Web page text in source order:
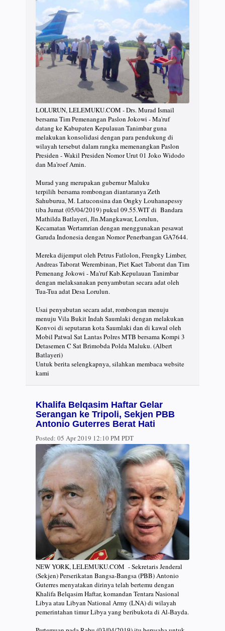
LOLURUN, LELEMUKU.COM - Drs. Murad Ismail
bersama Tim Pemenangan Paslon Jokowi - Ma'ruf
datang ke Kabupaten Kepulauan Tanimbar guna
melakukan konsolidasi dengan para pendukung di
wilayah tersebut dalam rangka memenangkan Paslon
Presiden - Wakil Presiden Nomor Urut 01 Joko Widodo
dan Ma'roef Amin.
Murad yang merupakan gubernur Maluku
terpilih bersama rombongan diantaranya Zeth
Sahuburua, M. Latuconsina dan Ongky Louhanapessy
tiba Jumat (05/04/2019) pukul 09.55.WIT di Bandara
Mathilda Batlayeri, Jln.Mangkawar, Lorulun,
Kecamatan Wertamrian dengan menggunakan pesawat
Garuda Indonesia dengan Nomor Penerbangan GA7644.
Mereka dijemput oleh Petrus Fatlolon, Frengky Limber,
Andreas Taborat Werembinan, Piet Kaet Taborat dan Tim
Pemenang Jokowi - Ma'ruf Kab.Kepulauan Tanimbar
dengan melaksanakan penyambutan secara adat oleh
Tua-Tua adat Desa Lorulun.
Usai penyabutan secara adat, rombongan menuju
menuju Vila Bukit Indah Saumlaki dengan melakukan
Konvoi di seputaran kota Saumlaki dan di kawal oleh
Mobil Patwal Sat Lantas Polres MTB bersama Kompi 3
Detasemen C Sat Brimobda Polda Maluku. (Albert
Batlayeri)
Untuk berita selengkapnya, silahkan membaca website
kami
Khalifa Belqasim Haftar Gelar
Serangan ke Tripoli, Sekjen PBB
Antonio Guterres Berat Hati
Posted: 05 Apr 2019 12:10 PM PDT
NEW YORK, LELEMUKU.COM - Sekretaris Jenderal
(Sekjen) Perserikatan Bangsa-Bangsa (PBB) Antonio
Guterres menyatakan dirinya telah bertemu dengan
Khalifa Belqasim Haftar, komandan Tentara Nasional
Libya atau Libyan National Army (LNA) di wilayah
pemerintahan timur Libya yang beribukota di Al-Bayda.